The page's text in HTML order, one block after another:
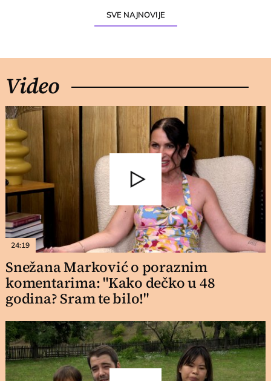
SVE NAJNOVIJE
Video
24:19
Snežana Marković o poraznim
komentarima: "Kako dečko u 48
godina? Sram te bilo!"